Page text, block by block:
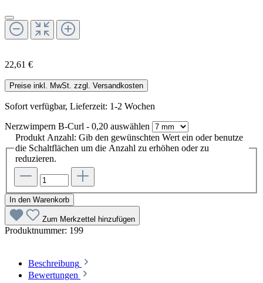
22,61 €
Preise inkl. MwSt. zzgl. Versandkosten
Sofort verfügbar, Lieferzeit: 1-2 Wochen
Nerzwimpern B-Curl - 0,20 auswählen
Produkt Anzahl: Gib den gewünschten Wert ein oder benutze
die Schaltflächen um die Anzahl zu erhöhen oder zu
reduzieren.
In den Warenkorb
Zum Merkzettel hinzufügen
Produktnummer: 199
Beschreibung
Bewertungen